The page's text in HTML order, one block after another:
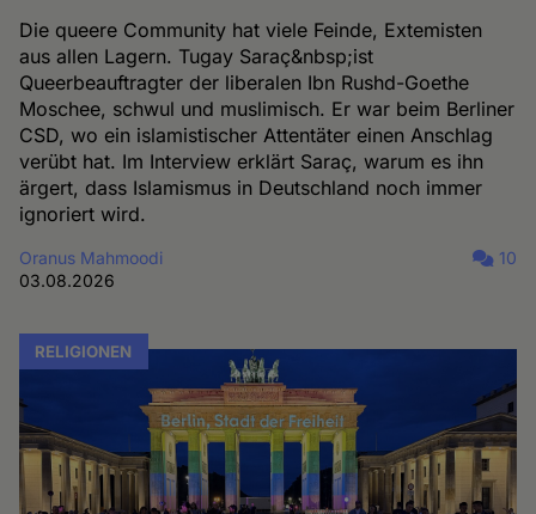
Die queere Community hat viele Feinde, Extemisten
aus allen Lagern. Tugay Saraç&nbsp;ist
Queerbeauftragter der liberalen Ibn Rushd-Goethe
Moschee, schwul und muslimisch. Er war beim Berliner
CSD, wo ein islamistischer Attentäter einen Anschlag
verübt hat. Im Interview erklärt Saraç, warum es ihn
ärgert, dass Islamismus in Deutschland noch immer
ignoriert wird.
Oranus Mahmoodi
03.08.2026
10
RELIGIONEN